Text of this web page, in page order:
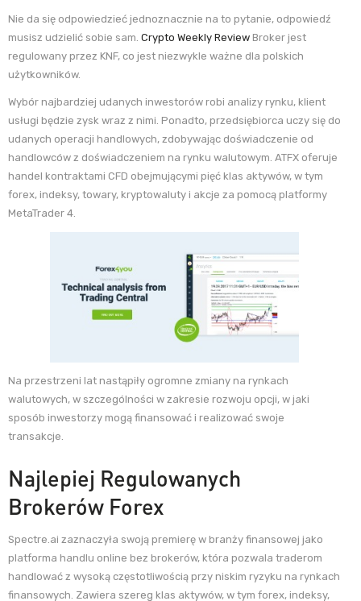
Nie da się odpowiedzieć jednoznacznie na to pytanie, odpowiedź
musisz udzielić sobie sam. Crypto Weekly Review Broker jest
regulowany przez KNF, co jest niezwykle ważne dla polskich
użytkowników.
Wybór najbardziej udanych inwestorów robi analizy rynku, klient
usługi będzie zysk wraz z nimi. Ponadto, przedsiębiorca uczy się do
udanych operacji handlowych, zdobywając doświadczenie od
handlowców z doświadczeniem na rynku walutowym. ATFX oferuje
handel kontraktami CFD obejmującymi pięć klas aktywów, w tym
forex, indeksy, towary, kryptowaluty i akcje za pomocą platformy
MetaTrader 4.
Na przestrzeni lat nastąpiły ogromne zmiany na rynkach
walutowych, w szczególności w zakresie rozwoju opcji, w jaki
sposób inwestorzy mogą finansować i realizować swoje
transakcje.
Najlepiej Regulowanych
Brokerów Forex
Spectre.ai zaznaczyła swoją premierę w branży finansowej jako
platforma handlu online bez brokerów, która pozwala traderom
handlować z wysoką częstotliwością przy niskim ryzyku na rynkach
finansowych. Zawiera szereg klas aktywów, w tym forex, indeksy,